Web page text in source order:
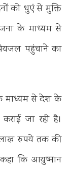
को धुएं से मुक्ति
के माध्यम से
पहुंचाने का
माध्यम से देश के
जा रही है।
लाख रुपये तक की
कहा कि आयुष्मान